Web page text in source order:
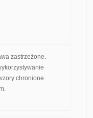
zastrzeżone.
chronione